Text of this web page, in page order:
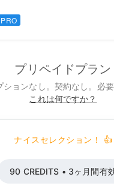
PRO
プリペイドプラン
ョンなし。契約なし。必要
これは何ですか？
ナイスセレクション！ 👍
90 CREDITS • 3ヶ月間有